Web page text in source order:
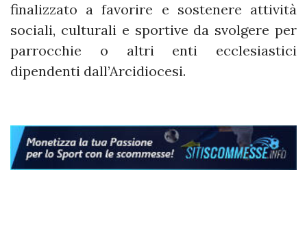
finalizzato a favorire e sostenere attività
sociali, culturali e sportive da svolgere per
parrocchie o altri enti ecclesiastici
dipendenti dall’Arcidiocesi.